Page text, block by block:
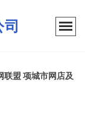
联盟 项城市网店及